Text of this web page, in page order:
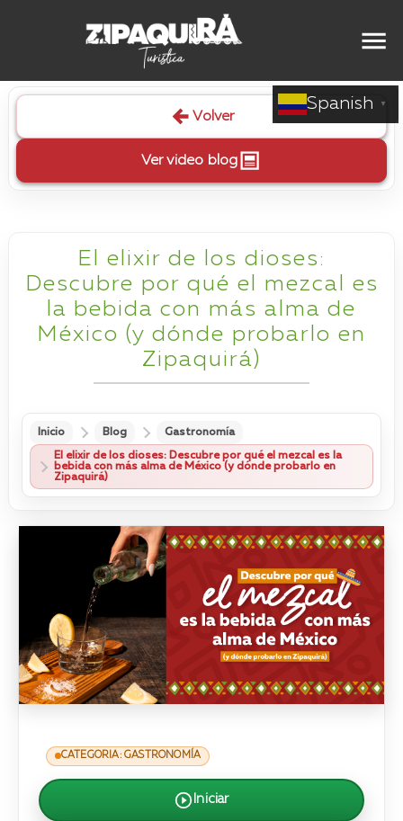
Spanish ▼
Volver
Ver video blog
El elixir de los dioses:
Descubre por qué el mezcal es
la bebida con más alma de
México (y dónde probarlo en
Zipaquirá)
Inicio Blog Gastronomía
El elixir de los dioses: Descubre por qué el mezcal es la
bebida con más alma de México (y dónde probarlo en
Zipaquirá)
CATEGORIA: GASTRONOMÍA
Iniciar